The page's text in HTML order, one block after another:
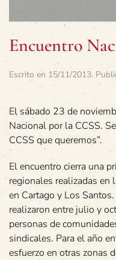
Encuentro
Escrito en 15/11/2013.
El sábado 23 de
Nacional por la CCSS.
CCSS que queremos”.
El encuentro cierra una
regionales realizadas en
en Cartago y Los
realizaron entre julio y
personas de
sindicales. Para el año
esfuerzo en otras zonas